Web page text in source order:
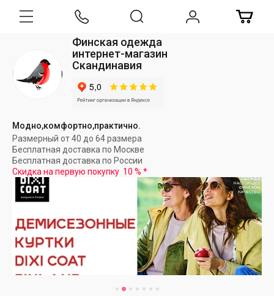
Финская одежда
интернет-магазин
Скандинавия
Модно,комфортно,практично.
Размерный от 40 до 64 размера
Бесплатная доставка по Москве
Бесплатная доставка по России
Скидка на первую покупку 10 % *